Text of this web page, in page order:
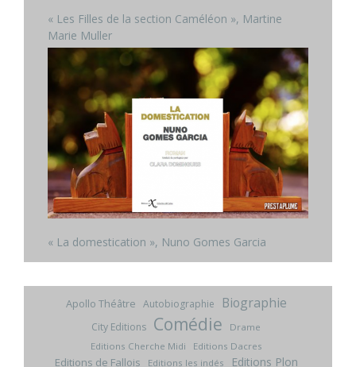
« Les Filles de la section Caméléon », Martine
Marie Muller
« La domestication », Nuno Gomes Garcia
Apollo Théâtre Autobiographie Biographie
City Editions Comédie
Drame
Editions Cherche Midi
Editions Dacres
Editions de Fallois Editions les indés Editions Plon